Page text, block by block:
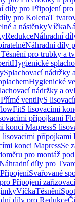
díly pro Připojení
pro KolenaT
a nástěnkyVíčka
RedukceNáhradní
Náhradní díly
Těsnění pro trubky a
Hygienické
Splachovací nádržky
Hygienické
nádržky a
ventilyS
S lisovacími
přípojkami
konci MapressS
lisovacími přípojkami
konci MapressSe
pro montáž
díly pro
Svařované
Připojení
VíčkaTěsnění
díly pro Redukce